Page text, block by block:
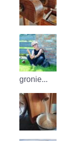
gronie...